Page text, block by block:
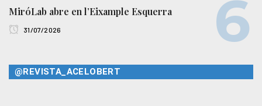
MiróLab abre en l’Eixample Esquerra
31/07/2026
@REVISTA_ACELOBERT